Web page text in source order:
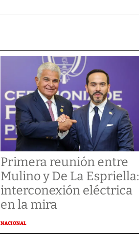
Primera reunión entre
Mulino y De La Espriella:
interconexión eléctrica
en la mira
NACIONAL